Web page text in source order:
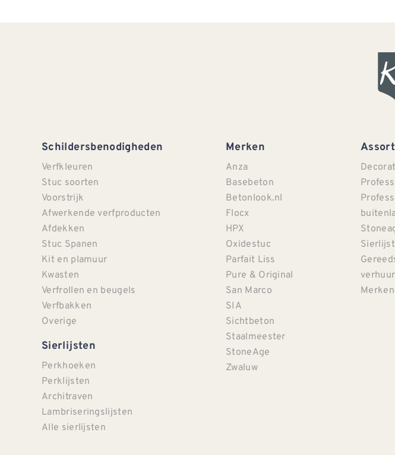
Schildersbenodigheden
Verfkleuren
Stuc soorten
Voorstrijk
Afwerkende verfproducten
Afdekken
Stuc Spanen
Kit en plamuur
Kwasten
Verfrollen en beugels
Verfbakken
Overige
Sierlijsten
Perkhoeken
Perklijsten
Architraven
Lambriseringslijsten
Alle sierlijsten
Merken
Anza
Basebeton
Betonlook.nl
Flocx
HPX
Oxidestuc
Parfait Liss
Pure & Original
San Marco
SIA
Sichtbeton
Staalmeester
StoneAge
Zwaluw
Merken